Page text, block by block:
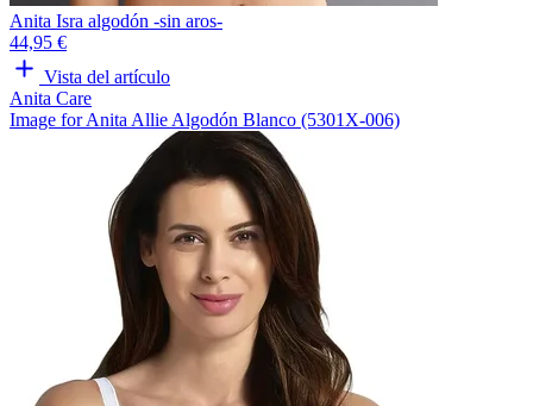
Anita Isra algodón -sin aros-
44,95 €
Vista del artículo
Anita Care
Image for Anita Allie Algodón Blanco (5301X-006)